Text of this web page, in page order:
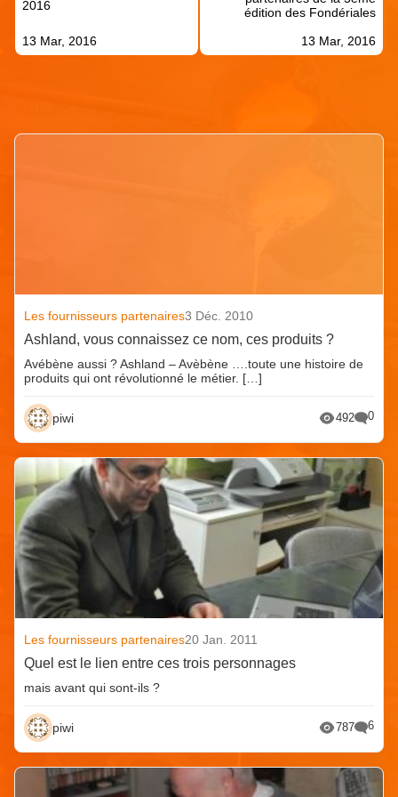
2016
13 Mar, 2016
édition des Fondériales
13 Mar, 2016
Les fournisseurs partenaires3 Déc. 2010
Ashland, vous connaissez ce nom, ces produits ?
Avébène aussi ? Ashland – Avèbène ….toute une histoire de
produits qui ont révolutionné le métier. […]
piwi 492 0
Les fournisseurs partenaires20 Jan. 2011
Quel est le lien entre ces trois personnages
mais avant qui sont-ils ?
piwi 787 6